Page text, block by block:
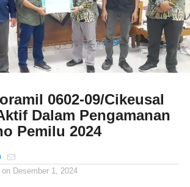
0602-09/Cikeusal
Dalam Pengamanan
Pemilu 2024
on Desember 1, 2024